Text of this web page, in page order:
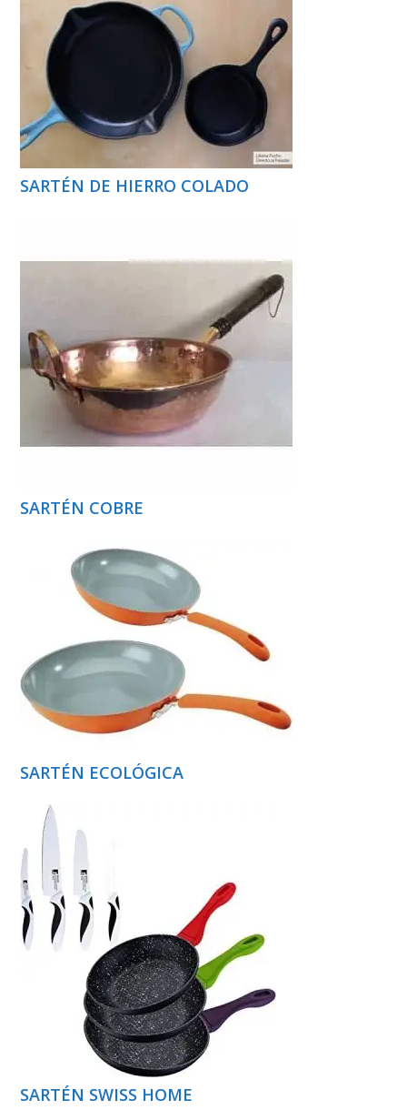
SARTÉN DE HIERRO COLADO
SARTÉN COBRE
SARTÉN ECOLÓGICA
SARTÉN SWISS HOME